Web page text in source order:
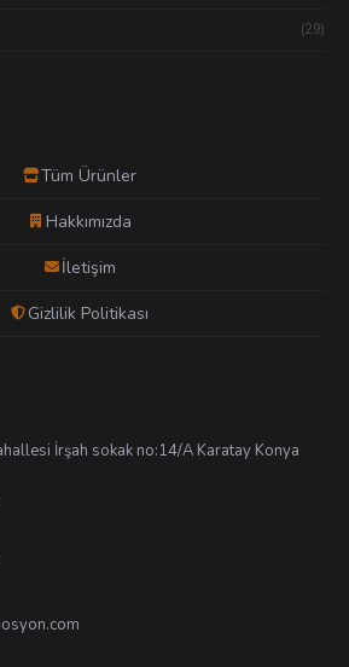
(29)
Tüm Ürünler
Hakkımızda
İletişim
Gizlilik Politikası
İrşah sokak no:14/A Karatay Konya